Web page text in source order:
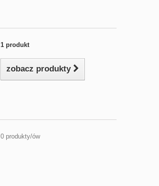
1 produkt
zobacz produkty
0 produkty/ów